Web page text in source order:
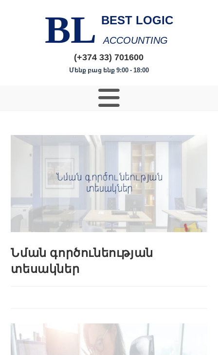
BL BEST LOGIC
ACCOUNTING
(+374 33) 701600
Մենք բաց ենք 9:00 - 18:00
Նման գործունեության
տեսակներ